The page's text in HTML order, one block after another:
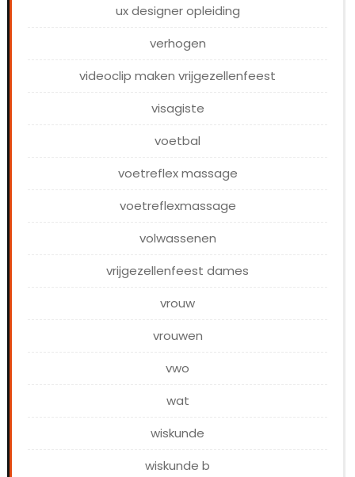
ux designer opleiding
verhogen
videoclip maken vrijgezellenfeest
visagiste
voetbal
voetreflex massage
voetreflexmassage
volwassenen
vrijgezellenfeest dames
vrouw
vrouwen
vwo
wat
wiskunde
wiskunde b